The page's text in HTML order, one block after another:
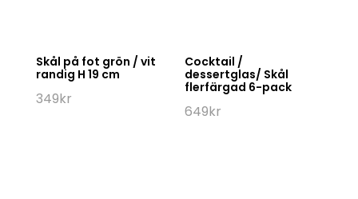
Skål på fot grön / vit
randig H 19 cm
349kr
Cocktail /
dessertglas/ Skål
flerfärgad 6-pack
649kr